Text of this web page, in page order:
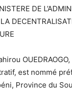
DE
est nommé
Province du